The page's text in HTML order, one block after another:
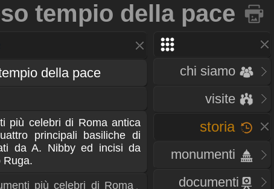
tempio della pace
chi siamo
visite
storia
monumenti
documenti
della pace
più celebri di Roma antica
principali basiliche di
da A. Nibby ed incisi da
Ruga.
più celebri di Roma